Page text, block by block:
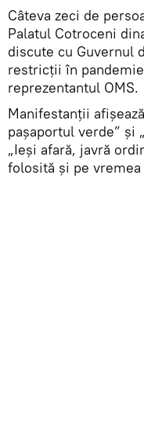
Câteva zeci de
Palatul Cotroceni
discute cu Guvernul
restricții în
reprezentantul OMS.
Manifestanții
pașaportul verde” și
„Ieși afară, javră
folosită și pe vremea